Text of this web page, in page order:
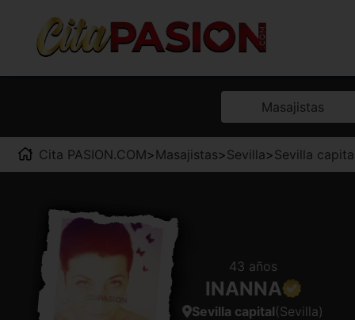
Masajistas
Cita PASION.COM>Masajistas>Sevilla>Sevilla capital
43 años
INANNA
Sevilla capital(Sevilla)